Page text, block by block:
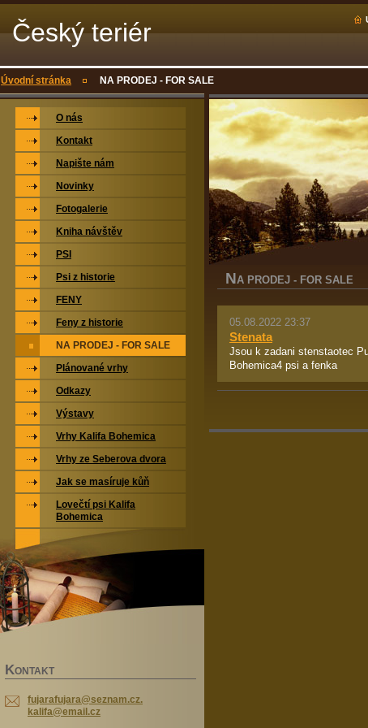
Český teriér
Úvodní stránka NA PRODEJ - FOR SALE
NA PRODEJ - FOR SALE
05.08.2022 23:37
Stenata
Jsou k zadani stenstaotec
Bohemica4 psi a fenka
O nás
Kontakt
Napište nám
Novinky
Fotogalerie
Kniha návštěv
PSI
Psi z historie
FENY
Feny z historie
NA PRODEJ - FOR SALE
Plánované vrhy
Odkazy
Výstavy
Vrhy Kalifa Bohemica
Vrhy ze Seberova dvora
Jak se masíruje kůň
Lovečtí psi Kalifa
Bohemica
KONTAKT
fujarafujara@seznam.cz.
kalifa@email.cz